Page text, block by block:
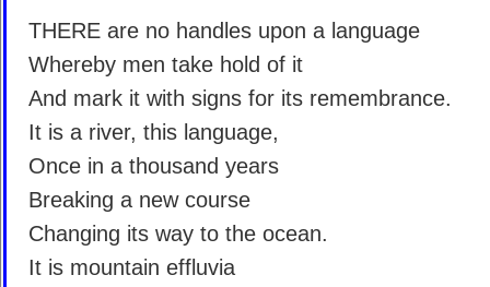
THERE are no handles upon a language
Whereby men take hold of it
And mark it with signs for its remembrance.
It is a river, this language,
Once in a thousand years
Breaking a new course
Changing its way to the ocean.
It is mountain effluvia